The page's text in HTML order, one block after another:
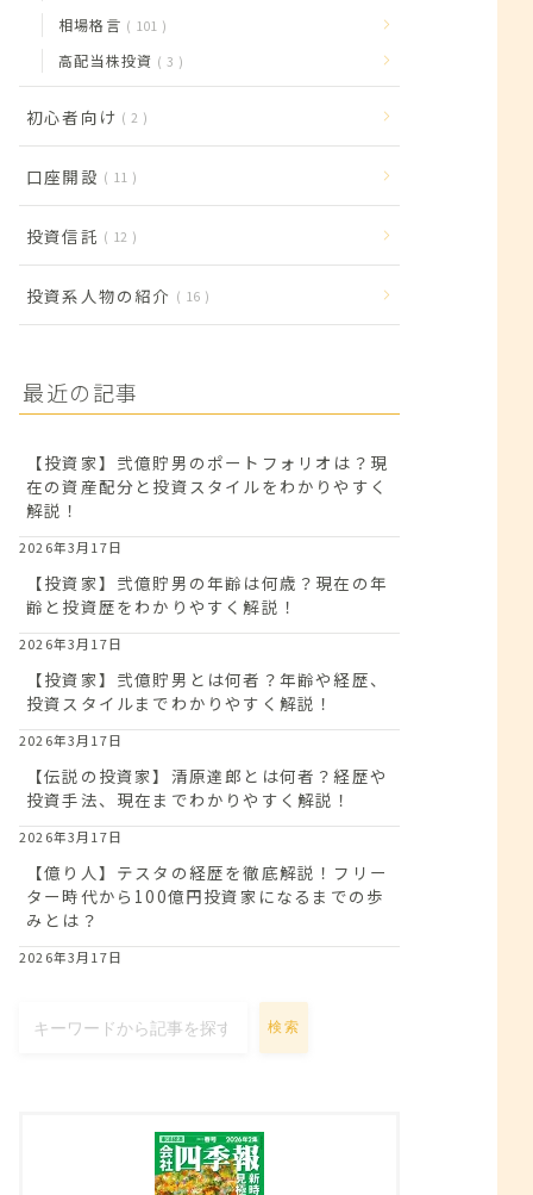
相場格言 101
高配当株投資 3
初心者向け 2
口座開設 11
投資信託 12
投資系人物の紹介 16
最近の記事
【投資家】弐億貯男のポートフォリオは？現
在の資産配分と投資スタイルをわかりやすく
解説！
2026年3月17日
【投資家】弐億貯男の年齢は何歳？現在の年
齢と投資歴をわかりやすく解説！
2026年3月17日
【投資家】弐億貯男とは何者？年齢や経歴、
投資スタイルまでわかりやすく解説！
2026年3月17日
【伝説の投資家】清原達郎とは何者？経歴や
投資手法、現在までわかりやすく解説！
2026年3月17日
【億り人】テスタの経歴を徹底解説！フリー
ター時代から100億円投資家になるまでの歩
みとは？
2026年3月17日
検索